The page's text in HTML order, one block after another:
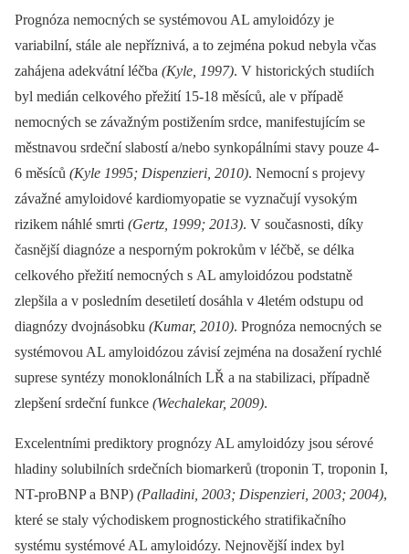
Prognóza nemocných se systémovou AL amyloidózy je
variabilní, stále ale nepříznivá, a to zejména pokud nebyla včas
zahájena adekvátní léčba (Kyle, 1997). V historických studiích
byl medián celkového přežití 15-18 měsíců, ale v případě
nemocných se závažným postižením srdce, manifestujícím se
městnavou srdeční slabostí a/nebo synkopálními stavy pouze 4-
6 měsíců (Kyle 1995; Dispenzieri, 2010). Nemocní s projevy
závažné amyloidové kardiomyopatie se vyznačují vysokým
rizikem náhlé smrti (Gertz, 1999; 2013). V současnosti, díky
časnější diagnóze a nesporným pokrokům v léčbě, se délka
celkového přežití nemocných s AL amyloidózou podstatně
zlepšila a v posledním desetiletí dosáhla v 4letém odstupu od
diagnózy dvojnásobku (Kumar, 2010). Prognóza nemocných se
systémovou AL amyloidózou závisí zejména na dosažení rychlé
suprese syntézy monoklonálních LŘ a na stabilizaci, případně
zlepšení srdeční funkce (Wechalekar, 2009).
Excelentními prediktory prognózy AL amyloidózy jsou sérové
hladiny solubilních srdečních biomarkerů (troponin T, troponin I,
NT-proBNP a BNP) (Palladini, 2003; Dispenzieri, 2003; 2004),
které se staly východiskem prognostického stratifikačního
systému systémové AL amyloidózy. Nejnovější index byl